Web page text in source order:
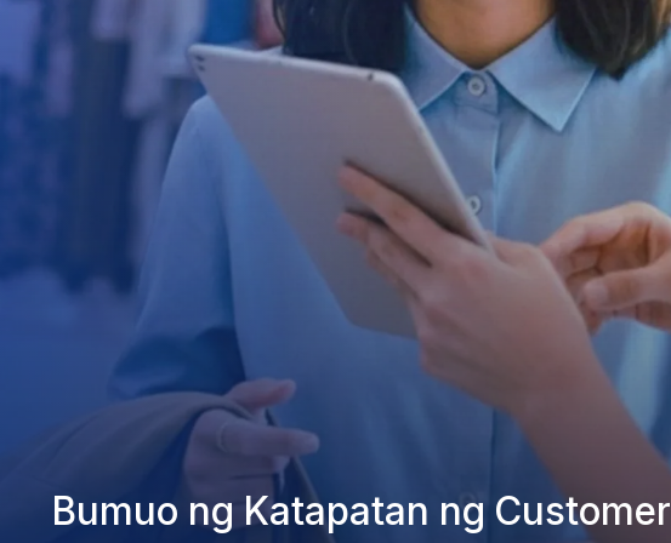
Bumuo ng Katapatan ng Customer